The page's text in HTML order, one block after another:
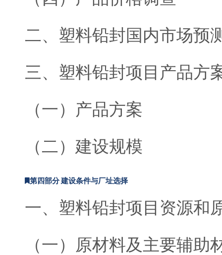
二、塑料铅封国内市场预
三、塑料铅封项目产品方
（一）产品方案
（二）建设规模
第四部分 建设条件与厂址选择
一、塑料铅封项目资源和
（一）原材料及主要辅助